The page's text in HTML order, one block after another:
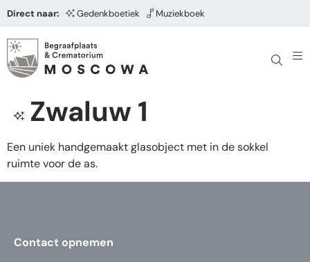
Direct naar: Gedenkboetiek Muziekboek
Zwaluw 1
Een uniek handgemaakt glasobject met in de sokkel
ruimte voor de as.
Contact opnemen